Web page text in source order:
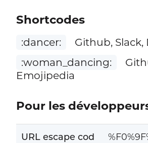
Shortcodes
:dancer:
Github, Slack,
:woman_dancing:
Emojipedia
Pour les
URL escape cod